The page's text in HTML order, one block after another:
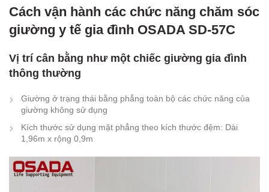
Cách vận hành các chức năng chăm sóc
giường y tế gia đình OSADA SD-57C
Vị trí cân bằng như một chiếc giường gia đình
thông thường
Giường ở trạng thái bằng phẳng toàn bộ các chức năng của
giường không sử dụng
Kích thước sử dụng mặt phẳng theo kích thước đệm: Dài
1,96m x rộng 0,9m